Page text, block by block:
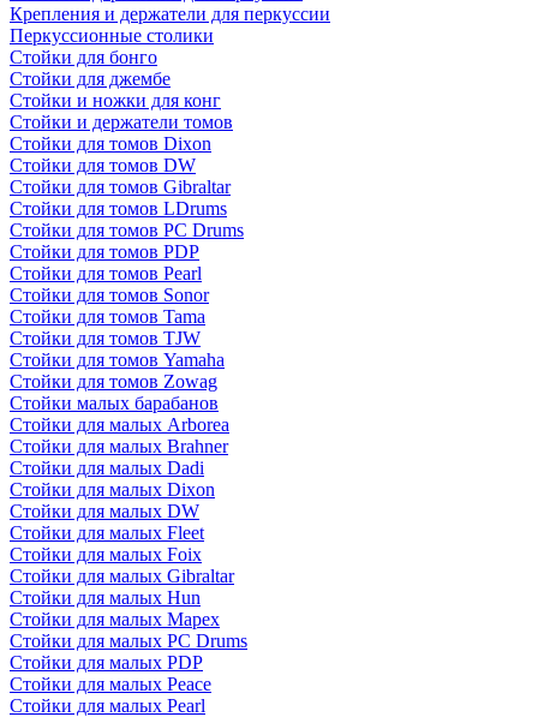
Крепления и держатели для перкуссии
Перкуссионные столики
Стойки для бонго
Стойки для джембе
Стойки и ножки для конг
Стойки и держатели томов
Стойки для томов Dixon
Стойки для томов DW
Стойки для томов Gibraltar
Стойки для томов LDrums
Стойки для томов PC Drums
Стойки для томов PDP
Стойки для томов Pearl
Стойки для томов Sonor
Стойки для томов Tama
Стойки для томов TJW
Стойки для томов Yamaha
Стойки для томов Zowag
Стойки малых барабанов
Стойки для малых Arborea
Стойки для малых Brahner
Стойки для малых Dadi
Стойки для малых Dixon
Стойки для малых DW
Стойки для малых Fleet
Стойки для малых Foix
Стойки для малых Gibraltar
Стойки для малых Hun
Стойки для малых Mapex
Стойки для малых PC Drums
Стойки для малых PDP
Стойки для малых Peace
Стойки для малых Pearl